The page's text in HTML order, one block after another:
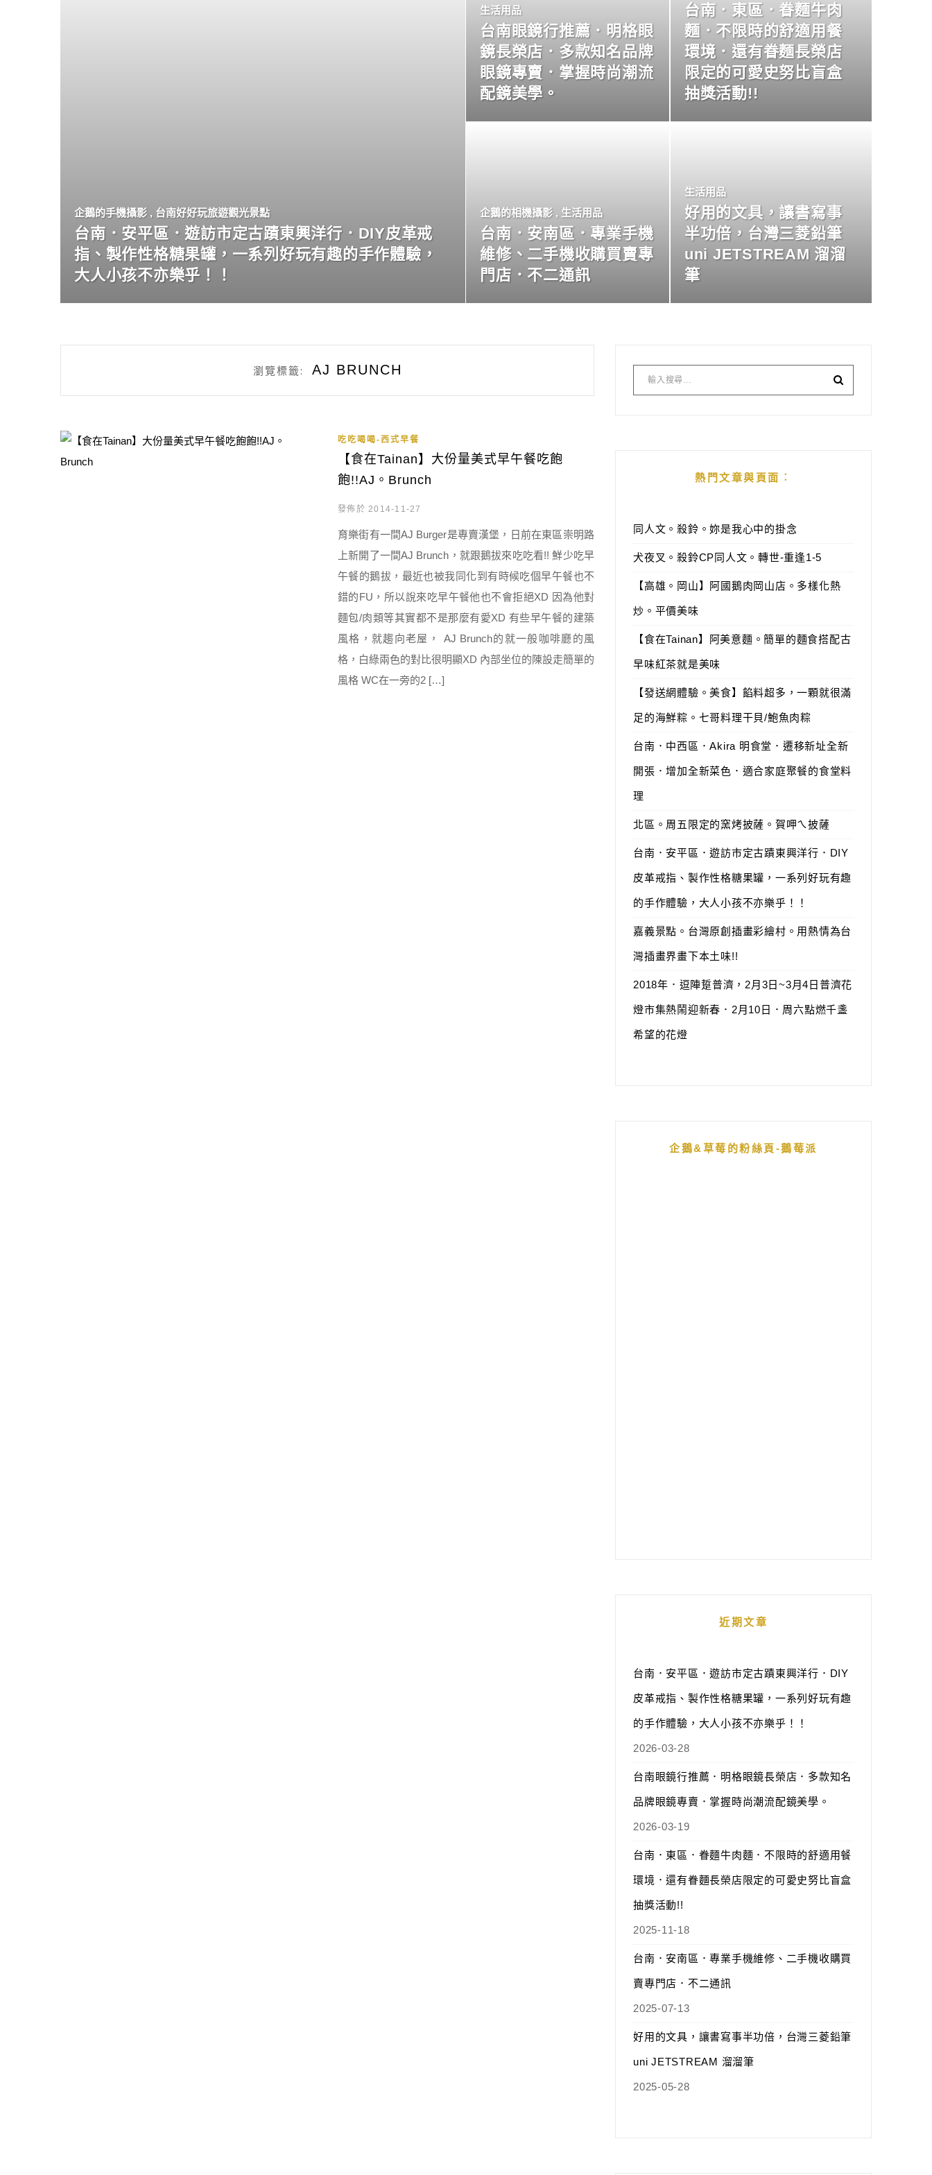
企鵝的手機攝影 , 台南好好玩旅遊觀光景點
台南．安平區．遊訪市定古蹟東興洋行．DIY皮革戒
指、製作性格糖果罐，一系列好玩有趣的手作體驗，
大人小孩不亦樂乎！！
生活用品
台南眼鏡行推薦．明格眼
鏡長榮店．多款知名品牌
眼鏡專賣．掌握時尚潮流
配鏡美學。
台南．東區．眷麵牛肉
麵．不限時的舒適用餐
環境．還有眷麵長榮店
限定的可愛史努比盲盒
抽獎活動!!
企鵝的相機攝影 , 生活用品
台南．安南區．專業手機
維修、二手機收購買賣專
門店．不二通訊
生活用品
好用的文具，讓書寫事
半功倍，台灣三菱鉛筆
uni JETSTREAM 溜溜
筆
瀏覽標籤: AJ BRUNCH
吃吃喝喝-西式早餐
【食在Tainan】大份量美式早午餐吃飽
飽!!AJ。Brunch
發佈於 2014-11-27
育樂街有一間AJ Burger是專賣漢堡，日前在東區崇明路
上新開了一間AJ Brunch，就跟鵝拔來吃吃看!! 鮮少吃早
午餐的鵝拔，最近也被我同化到有時候吃個早午餐也不
錯的FU，所以說來吃早午餐他也不會拒絕XD 因為他對
麵包/肉類等其實都不是那麼有愛XD 有些早午餐的建築
風格，就趨向老屋， AJ Brunch的就一般咖啡廳的風
格，白綠兩色的對比很明顯XD 內部坐位的陳設走簡單的
風格 WC在一旁的2 […]
熱門文章與頁面︰
同人文。殺鈴。妳是我心中的掛念
犬夜叉。殺鈴CP同人文。轉世-重逢1-5
【高雄。岡山】阿國鵝肉岡山店。多樣化熱
炒。平價美味
【食在Tainan】阿美意麵。簡單的麵食搭配古
早味紅茶就是美味
【發送網體驗。美食】餡料超多，一顆就很滿
足的海鮮粽。七哥料理干貝/鮑魚肉粽
台南．中西區．Akira 明食堂．遷移新址全新
開張．增加全新菜色．適合家庭聚餐的食堂料
理
北區。周五限定的窯烤披薩。賀呷ㄟ披薩
台南．安平區．遊訪市定古蹟東興洋行．DIY
皮革戒指、製作性格糖果罐，一系列好玩有趣
的手作體驗，大人小孩不亦樂乎！！
嘉義景點。台灣原創插畫彩繪村。用熱情為台
灣插畫界畫下本土味!!
2018年．逗陣踅普濟，2月3日~3月4日普濟花
燈市集熱鬧迎新春．2月10日．周六點燃千盞
希望的花燈
企鵝&草莓的粉絲頁-鵝莓派
近期文章
台南．安平區．遊訪市定古蹟東興洋行．DIY
皮革戒指、製作性格糖果罐，一系列好玩有趣
的手作體驗，大人小孩不亦樂乎！！
2026-03-28
台南眼鏡行推薦．明格眼鏡長榮店．多款知名
品牌眼鏡專賣．掌握時尚潮流配鏡美學。
2026-03-19
台南．東區．眷麵牛肉麵．不限時的舒適用餐
環境．還有眷麵長榮店限定的可愛史努比盲盒
抽獎活動!!
2025-11-18
台南．安南區．專業手機維修、二手機收購買
賣專門店．不二通訊
2025-07-13
好用的文具，讓書寫事半功倍，台灣三菱鉛筆
uni JETSTREAM 溜溜筆
2025-05-28